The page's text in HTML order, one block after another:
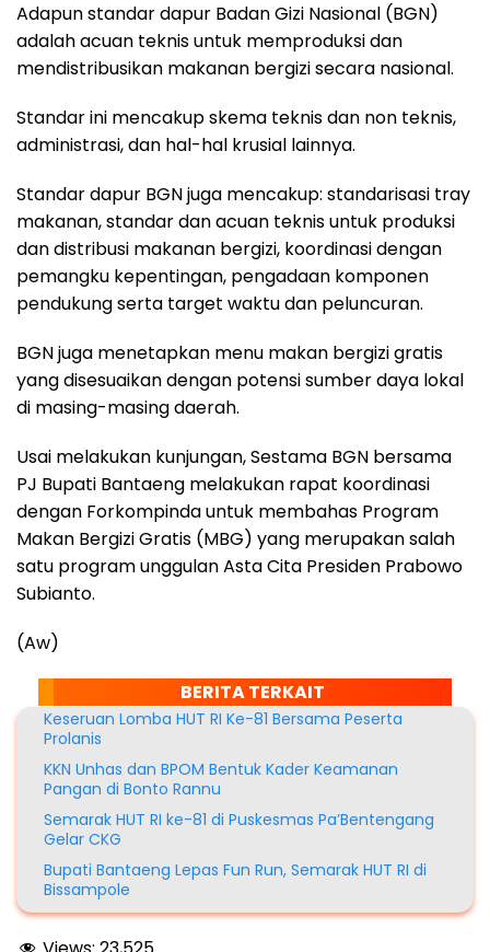
Adapun standar dapur Badan Gizi Nasional (BGN)
adalah acuan teknis untuk memproduksi dan
mendistribusikan makanan bergizi secara nasional.
Standar ini mencakup skema teknis dan non teknis,
administrasi, dan hal-hal krusial lainnya.
Standar dapur BGN juga mencakup: standarisasi tray
makanan, standar dan acuan teknis untuk produksi
dan distribusi makanan bergizi, koordinasi dengan
pemangku kepentingan, pengadaan komponen
pendukung serta target waktu dan peluncuran.
BGN juga menetapkan menu makan bergizi gratis
yang disesuaikan dengan potensi sumber daya lokal
di masing-masing daerah.
Usai melakukan kunjungan, Sestama BGN bersama
PJ Bupati Bantaeng melakukan rapat koordinasi
dengan Forkompinda untuk membahas Program
Makan Bergizi Gratis (MBG) yang merupakan salah
satu program unggulan Asta Cita Presiden Prabowo
Subianto.
(Aw)
BERITA TERKAIT
Keseruan Lomba HUT RI Ke-81 Bersama Peserta
Prolanis
KKN Unhas dan BPOM Bentuk Kader Keamanan
Pangan di Bonto Rannu
Semarak HUT RI ke-81 di Puskesmas Pa’Bentengang
Gelar CKG
Bupati Bantaeng Lepas Fun Run, Semarak HUT RI di
Bissampole